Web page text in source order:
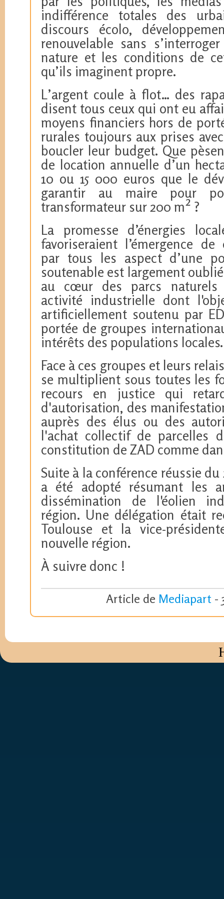
indifférence totales des
discours écolo,
renouvelable sans
nature et les conditions de
qu’ils imaginent propre.
L’argent coule à flot… des
disent tous ceux qui ont eu
moyens financiers hors de
rurales toujours aux prises
boucler leur budget. Que
de location annuelle d’un
10 ou 15 000 euros que le
garantir au maire pour
transformateur sur 200 m² ?
La promesse d’énergies
favoriseraient l’émergence
par tous les aspect d’une
soutenable est largement
au cœur des parcs naturels
activité industrielle dont
artificiellement soutenu par
portée de groupes
intérêts des populations locales.
Face à ces groupes et leurs
se multiplient sous toutes les
recours en justice qui
d'autorisation, des
auprès des élus ou des
l'achat collectif de parcelles
constitution de ZAD comme
Suite à la conférence réussie
a été adopté résumant les
dissémination de l'éolien
région. Une délégation était
Toulouse et la vice-
nouvelle région.
À suivre donc !
Article de Mediapart -